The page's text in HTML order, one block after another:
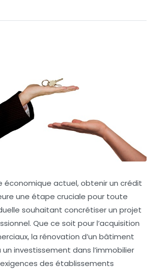
économique actuel, obtenir un crédit
une étape cruciale pour toute
souhaitant concrétiser un projet
Que ce soit pour l’acquisition
la rénovation d’un bâtiment
investissement dans l’immobilier
des établissements